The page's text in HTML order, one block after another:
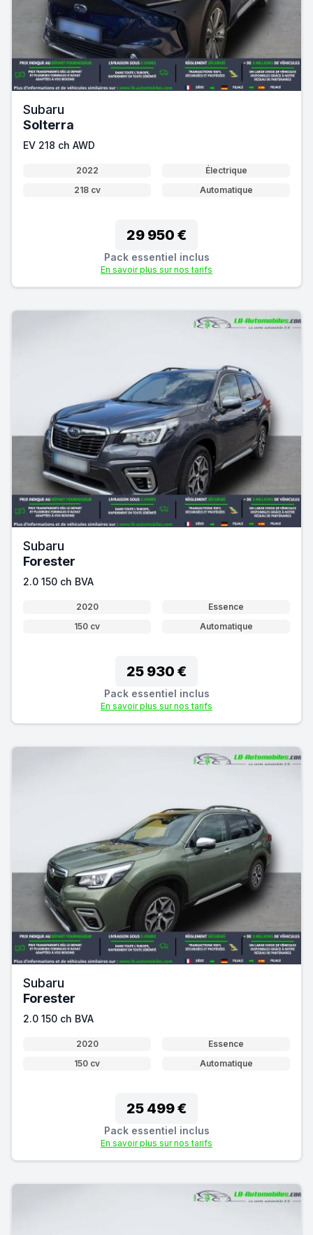
Subaru
Solterra
EV 218 ch AWD
2022
Électrique
218 cv
Automatique
29 950 €
Pack essentiel inclus
En savoir plus sur nos tarifs
Subaru
Forester
2.0 150 ch BVA
2020
Essence
150 cv
Automatique
25 930 €
Pack essentiel inclus
En savoir plus sur nos tarifs
Subaru
Forester
2.0 150 ch BVA
2020
Essence
150 cv
Automatique
25 499 €
Pack essentiel inclus
En savoir plus sur nos tarifs